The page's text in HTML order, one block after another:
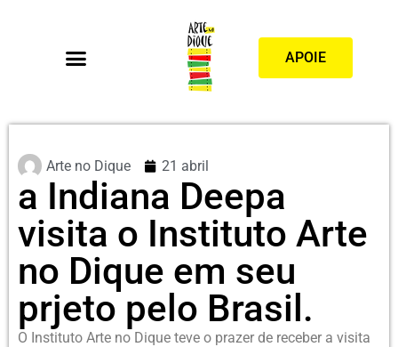
APOIE
Arte no Dique 21 abril
a Indiana Deepa
visita o Instituto Arte
no Dique em seu
prjeto pelo Brasil.
O Instituto Arte no Dique teve o prazer de receber a visita